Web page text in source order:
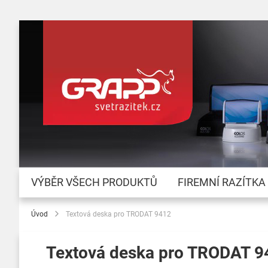
VÝBĚR VŠECH PRODUKTŮ FIREMNÍ RAZÍTKA
Úvod Textová deska pro TRODAT 9412
Textová deska pro TRODAT